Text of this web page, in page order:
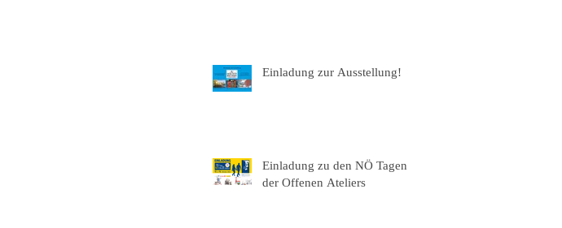
Einladung zur Ausstellung!
Einladung zu den NÖ Tagen
der Offenen Ateliers